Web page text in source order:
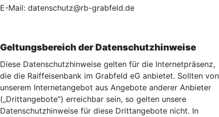
E-Mail: datenschutz@rb-grabfeld.de
Geltungsbereich der Datenschutzhinweise
Diese Datenschutzhinweise gelten für die Internetpräsenz,
die die Raiffeisenbank im Grabfeld eG anbietet. Sollten von
unserem Internetangebot aus Angebote anderer Anbieter
(„Drittangebote”) erreichbar sein, so gelten unsere
Datenschutzhinweise für diese Drittangebote nicht. In